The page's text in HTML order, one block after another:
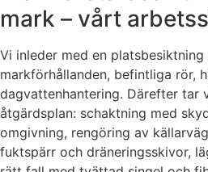
mark – vårt
Vi inleder med en
markförhållanden, befintliga rör,
dagvattenhantering. Därefter tar
åtgärdsplan: schaktning med
omgivning, rengöring av
fuktspärr och dräneringsskivor,